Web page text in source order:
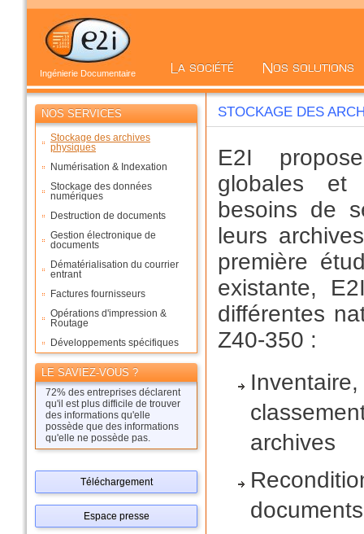
Ingénierie Documentaire
NOS SERVICES
Stockage des archives
physiques
Numérisation & Indexation
Stockage des données
numériques
Destruction de documents
Gestion électronique de
documents
Dématérialisation du courrier
entrant
Factures fournisseurs
Opérations d'impression &
Routage
Développements spécifiques
LE SAVIEZ-VOUS ?
72% des entreprises déclarent
qu'il est plus difficile de trouver
des informations qu'elle
possède que des informations
qu'elle ne possède pas.
Téléchargement
Espace presse
STOCKAGE DES
E2I
globales et
besoins de
leurs
première
existante,
différentes
Z40-350 :
archives
documents